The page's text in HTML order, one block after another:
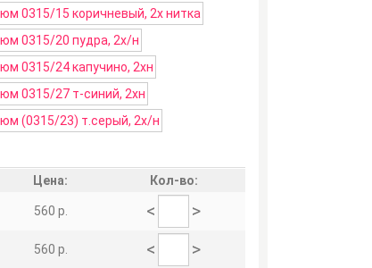
Цена: Кол-во:
560 р. < >
560 р. < >